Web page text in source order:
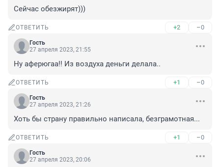
Сейчас обезжирят)))
ОТВЕТИТЬ +2 –0
Гость
27 апреля 2023, 21:55
Ну аферюгаа!! Из воздуха деньги делала..
ОТВЕТИТЬ +1 –0
Гость
27 апреля 2023, 21:26
Хоть бы страну правильно написала, безграмотная...
ОТВЕТИТЬ +1 –0
Гость
27 апреля 2023, 20:06